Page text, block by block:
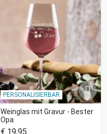
PERSONALISIERBAR
Weinglas mit Gravur - Bester
Opa
€ 19,95